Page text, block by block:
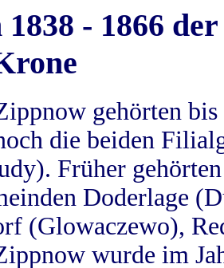
1838 - 1866
gehörten
die beiden
Früher
Doderlage
(Glowaczewo),
wurde im